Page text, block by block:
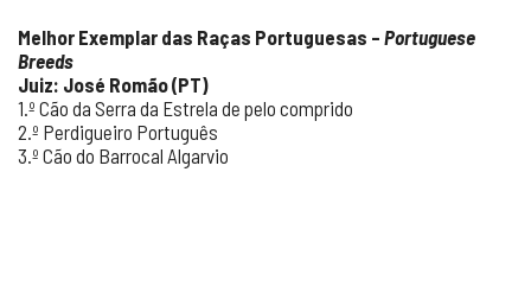
Melhor Exemplar das Raças Portuguesas – Portuguese
Breeds
Juiz: José Romão (PT)
1.º Cão da Serra da Estrela de pelo comprido
2.º Perdigueiro Português
3.º Cão do Barrocal Algarvio